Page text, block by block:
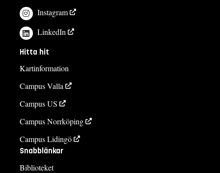
Instagram
LinkedIn
Hitta hit
Kartinformation
Campus Valla
Campus US
Campus Norrköping
Campus Lidingö
Snabblänkar
Biblioteket